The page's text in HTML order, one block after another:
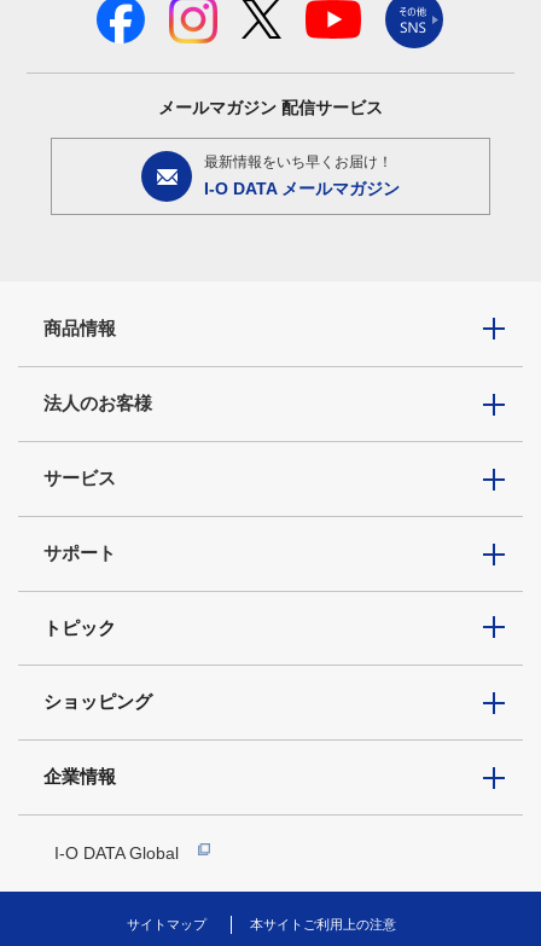
メールマガジン 配信サービス
最新情報をいち早くお届け！
I-O DATA メールマガジン
商品情報
法人のお客様
サービス
サポート
トピック
ショッピング
企業情報
I-O DATA Global
サイトマップ 本サイトご利用上の注意